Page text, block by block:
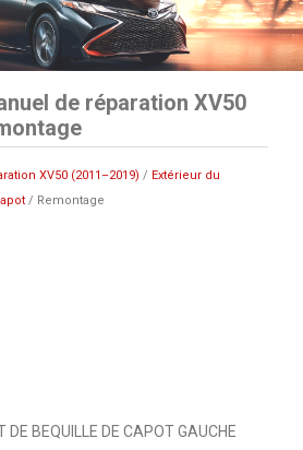
de réparation XV50
XV50 (2011–2019) / Extérieur du
/ Remontage
DE BEQUILLE DE CAPOT GAUCHE